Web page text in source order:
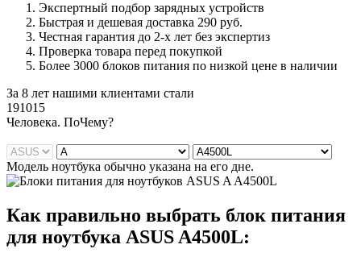
Экспертный подбор зарядных устройств
Быстрая и дешевая доставка 290 руб.
Честная гарантия до 2-х лет без экспертиз
Проверка товара перед покупкой
Более 3000 блоков питания по низкой цене в наличии
За 8 лет нашими клиентами стали
191015
Человека. ПоЧему?
Модель ноутбука обычно указана на его дне.
Как правильно выбрать блок питания
для ноутбука ASUS A4500L: